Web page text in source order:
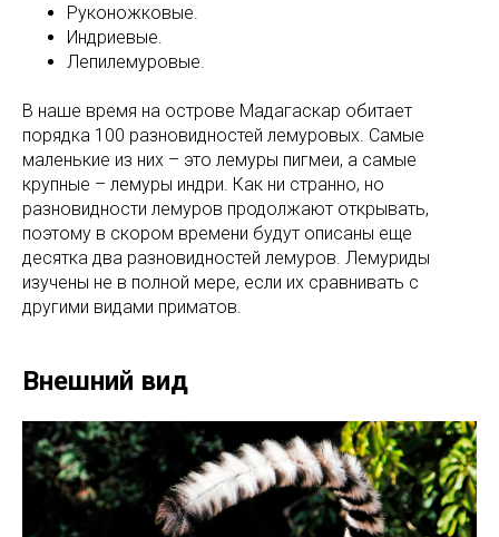
Руконожковые.
Индриевые.
Лепилемуровые.
В наше время на острове Мадагаскар обитает
порядка 100 разновидностей лемуровых. Самые
маленькие из них – это лемуры пигмеи, а самые
крупные – лемуры индри. Как ни странно, но
разновидности лемуров продолжают открывать,
поэтому в скором времени будут описаны еще
десятка два разновидностей лемуров. Лемуриды
изучены не в полной мере, если их сравнивать с
другими видами приматов.
Внешний вид